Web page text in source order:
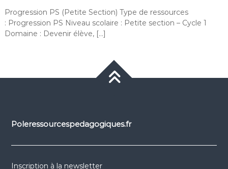
Progression PS (Petite Section) Type de ressources
: Progression PS Niveau scolaire : Petite section – Cycle 1
Domaine : Devenir élève, […]
Poleressourcespedagogiques.fr
Inscription à la newsletter